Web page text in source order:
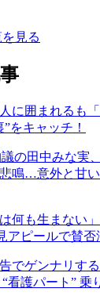
見る
に囲まれるも
をキャッチ！
議の田中みな実
鳴…意外と甘い
何も生まない
アピールで賛否
でゲンナリす
護パート” 乗